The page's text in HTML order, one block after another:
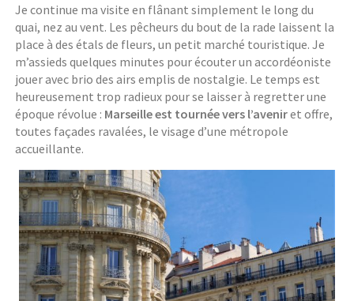
Je continue ma visite en flânant simplement le long du
quai, nez au vent. Les pêcheurs du bout de la rade laissent la
place à des étals de fleurs, un petit marché touristique. Je
m’assieds quelques minutes pour écouter un accordéoniste
jouer avec brio des airs emplis de nostalgie. Le temps est
heureusement trop radieux pour se laisser à regretter une
époque révolue : Marseille est tournée vers l’aveniret offre,
toutes façades ravalées, le visage d’une métropole
accueillante.